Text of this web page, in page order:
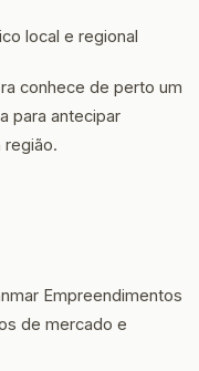
local e regional
conhece de perto um
para antecipar
Empreendimentos
de mercado e